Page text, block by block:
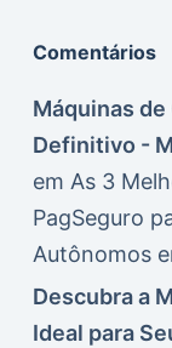
Comentários
Máquinas
Definitivo -
em As 3
PagSeguro
Autônomos
Descubra a
Ideal para